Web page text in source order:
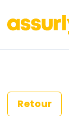
Retour